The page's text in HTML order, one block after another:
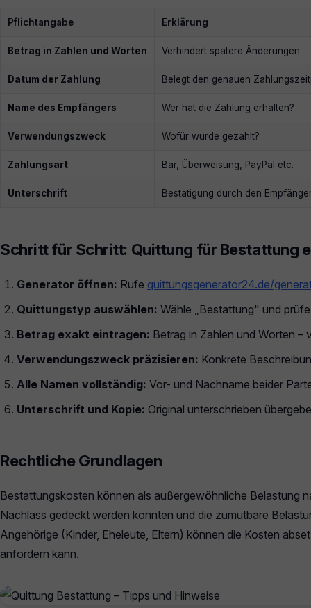
Pflichtangabe Erklärung
Betrag in Zahlen und Worten Verhindert spätere Änderungen
Datum der Zahlung Belegt den genauen
Name des Empfängers Wer hat die Zahlung erhalten?
Verwendungszweck Wofür wurde gezahlt?
Zahlungsart Bar, Überweisung, PayPal etc.
Unterschrift Bestätigung durch den
Schritt für Schritt: Quittung für Bestattung
Generator öffnen: Rufe quittungsgenerator24.de/
Quittungstyp auswählen: Wähle „Bestattung" und
Betrag exakt eintragen: Betrag in Zahlen und Worten –
Verwendungszweck präzisieren: Konkrete
Alle Namen vollständig: Vor- und Nachname beider
Unterschrift und Kopie: Original unterschrieben
Rechtliche Grundlagen
Bestattungskosten können als außergewöhnliche Belastung
Nachlass gedeckt werden konnten und die zumutbare
Angehörige (Kinder, Eheleute, Eltern) können die Kosten
anfordern kann.